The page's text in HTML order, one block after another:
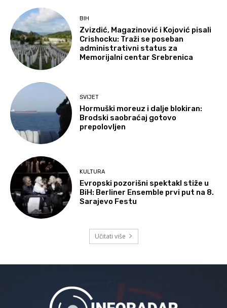
BIH
Zvizdić, Magazinović i Kojović pisali
Crishocku: Traži se poseban
administrativni status za
Memorijalni centar Srebrenica
SVIJET
Hormuški moreuz i dalje blokiran:
Brodski saobraćaj gotovo
prepolovljen
KULTURA
Evropski pozorišni spektakl stiže u
BiH: Berliner Ensemble prvi put na 8.
Sarajevo Festu
Učitati više